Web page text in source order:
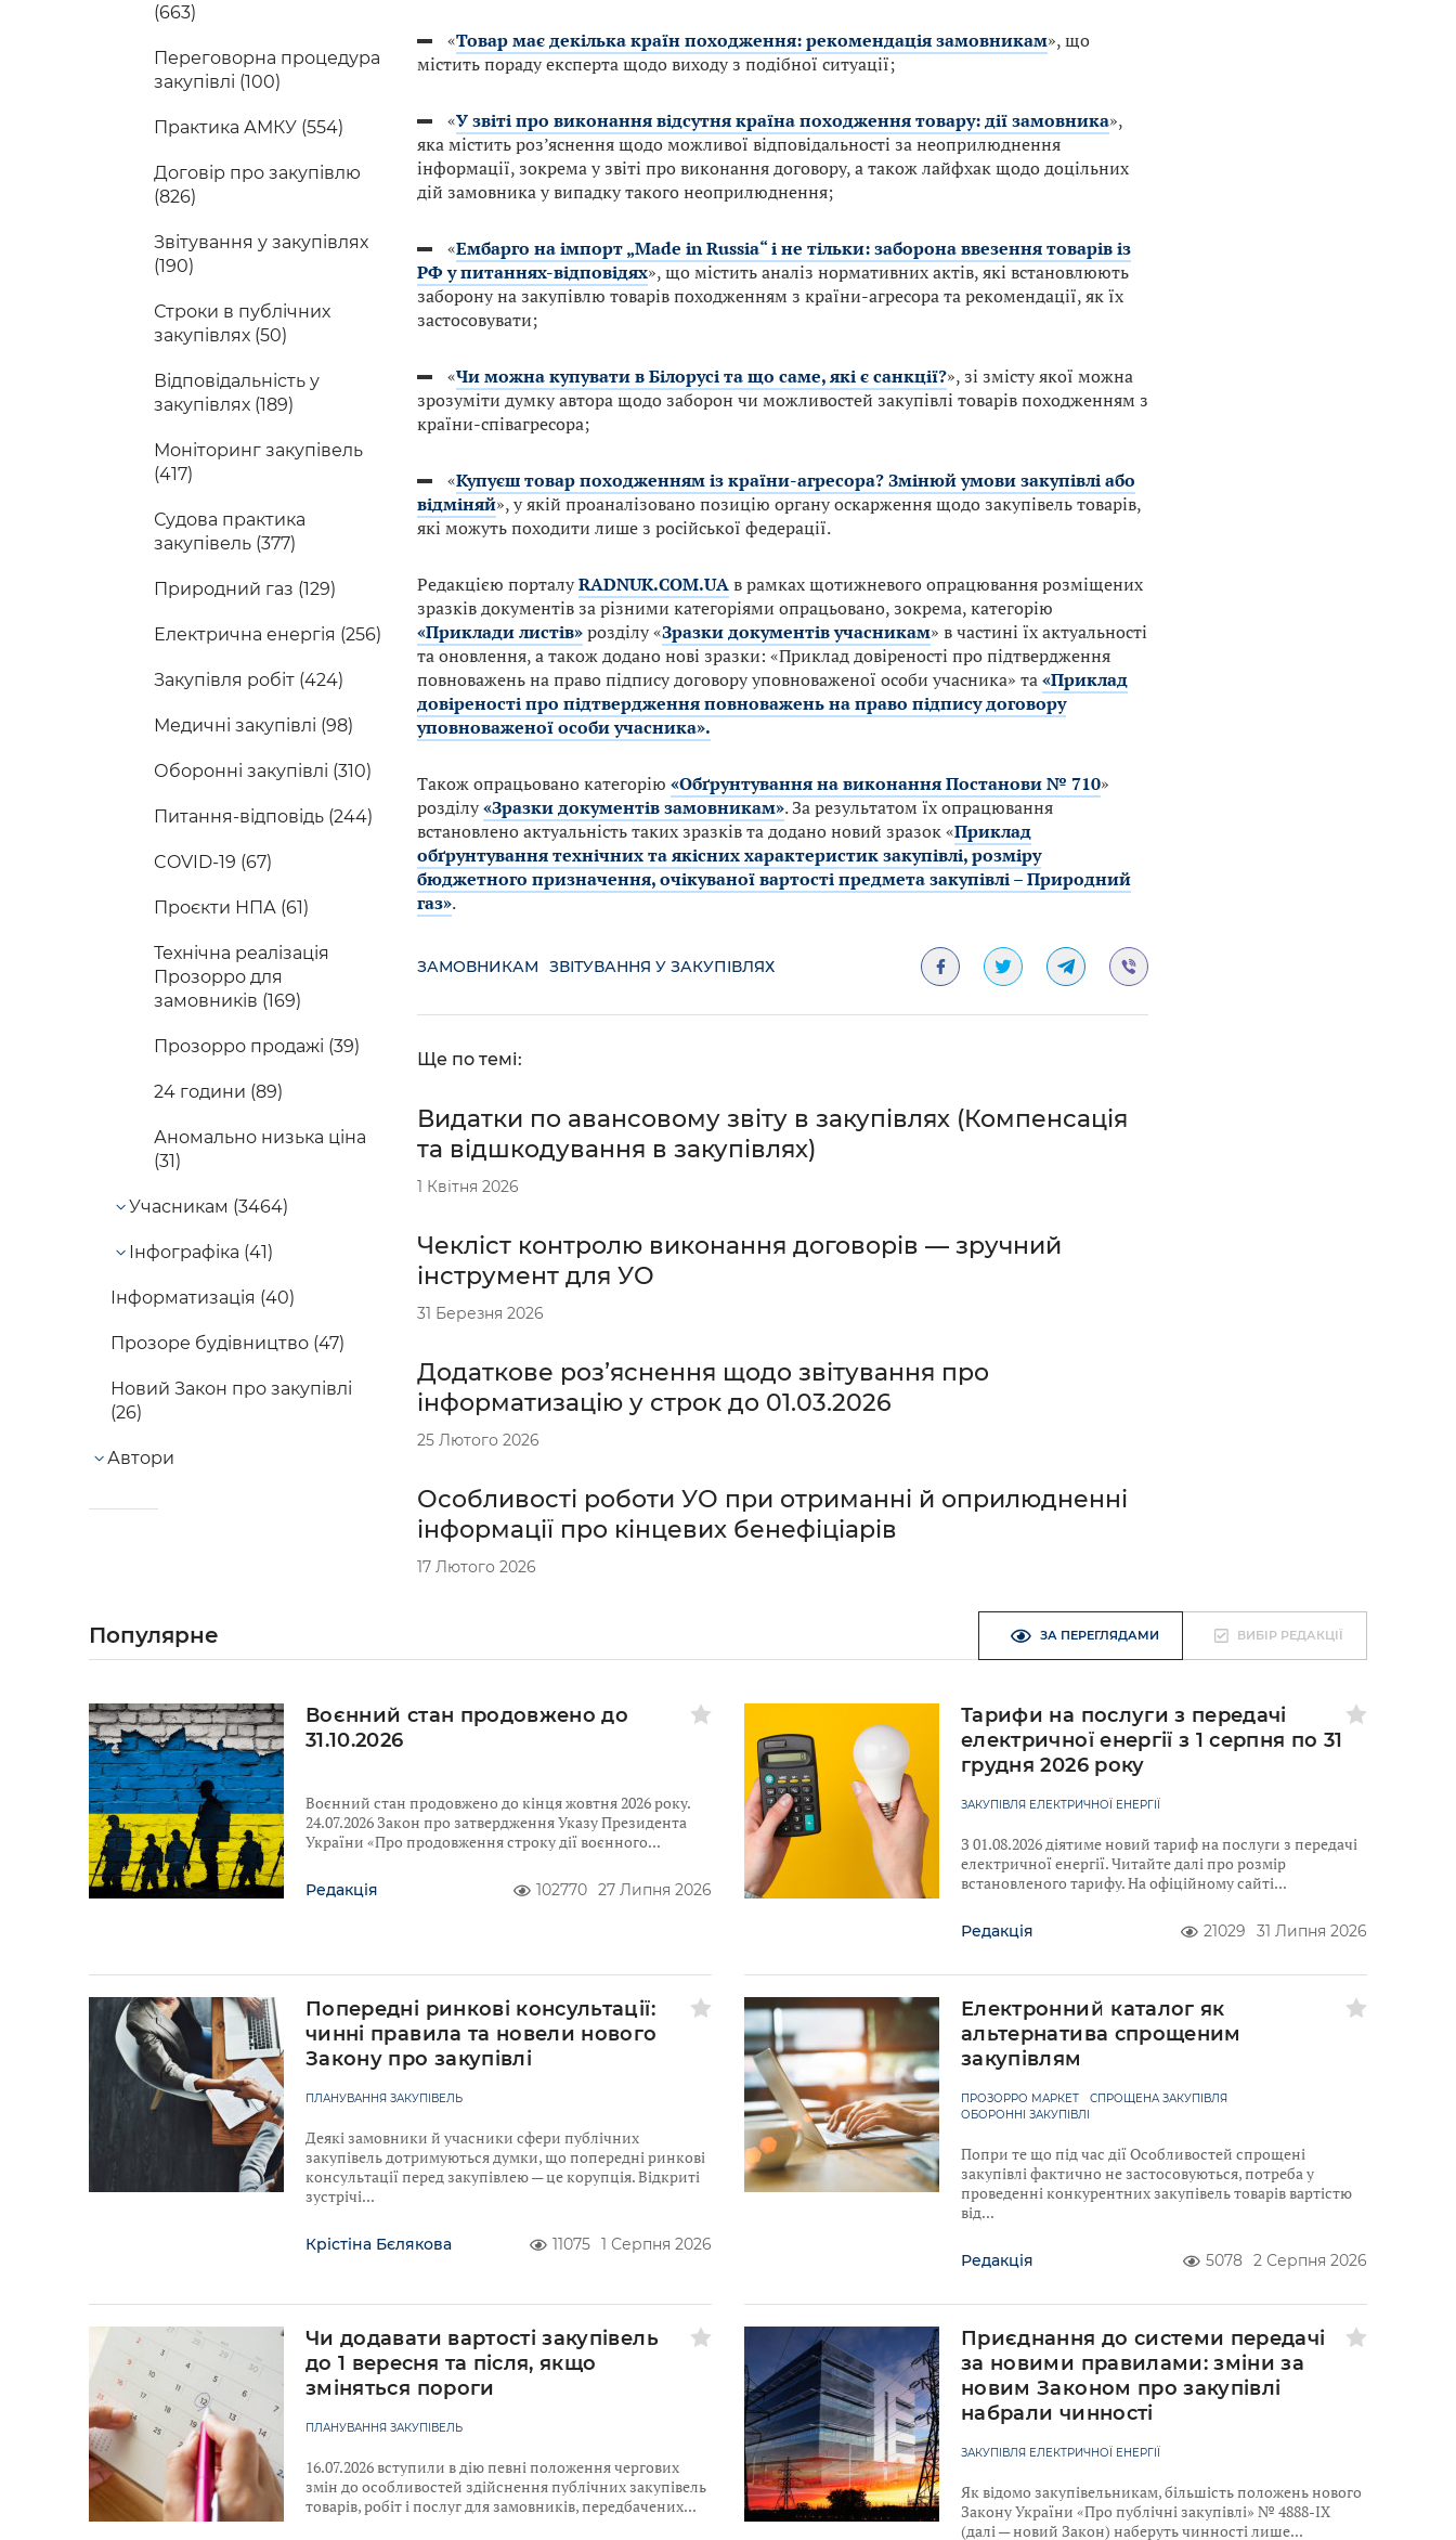
(663)
Переговорна процедура
закупівлі (100)
Практика АМКУ (554)
Договір про закупівлю
(826)
Звітування у закупівлях
(190)
Строки в публічних
закупівлях (50)
Відповідальність у
закупівлях (189)
Моніторинг закупівель
(417)
Судова практика
закупівель (377)
Природний газ (129)
Електрична енергія (256)
Закупівля робіт (424)
Медичні закупівлі (98)
Оборонні закупівлі (310)
Питання-відповідь (244)
COVID-19 (67)
Проєкти НПА (61)
Технічна реалізація
Прозорро для
замовників (169)
Прозорро продажі (39)
24 години (89)
Аномально низька ціна
(31)
Учасникам (3464)
Інфографіка (41)
Інформатизація (40)
Прозоре будівництво (47)
Новий Закон про закупівлі
(26)
Автори
«Товар має декілька країн походження: рекомендація замовникам», що
містить пораду експерта щодо виходу з подібної ситуації;
«У звіті про виконання відсутня країна походження товару: дії замовника»,
яка містить роз’яснення щодо можливої відповідальності за неоприлюднення
інформації, зокрема у звіті про виконання договору, а також лайфхак щодо доцільних
дій замовника у випадку такого неоприлюднення;
«Ембарго на імпорт „Made in Russia“ і не тільки: заборона ввезення товарів із
РФ у питаннях-відповідях», що містить аналіз нормативних актів, які встановлюють
заборону на закупівлю товарів походженням з країни-агресора та рекомендації, як їх
застосовувати;
«Чи можна купувати в Білорусі та що саме, які є санкції?», зі змісту якої можна
зрозуміти думку автора щодо заборон чи можливостей закупівлі товарів походженням з
країни-співагресора;
«Купуєш товар походженням із країни-агресора? Змінюй умови закупівлі або
відміняй», у якій проаналізовано позицію органу оскарження щодо закупівель товарів,
які можуть походити лише з російської федерації.
Редакцією порталуRADNUK.COM.UAв рамках щотижневого опрацювання розміщених
зразків документів за різними категоріями опрацьовано, зокрема, категорію
«Приклади листів»розділу «Зразки документів учасникам» в частині їх актуальності
та оновлення, а також додано нові зразки: «Приклад довіреності про підтвердження
повноважень на право підпису договору уповноваженої особи учасника» та«Приклад
довіреності про підтвердження повноважень на право підпису договору
уповноваженої особи учасника».
Також опрацьовано категорію «Обґрунтування на виконання Постанови № 710»
розділу«Зразки документів замовникам». За результатом їх опрацювання
встановлено актуальність таких зразків та додано новий зразок «Приклад
обґрунтування технічних та якісних характеристик закупівлі, розміру
бюджетного призначення, очікуваної вартості предмета закупівлі – Природний
газ».
ЗАМОВНИКАМ ЗВІТУВАННЯ У ЗАКУПІВЛЯХ
Ще по темі:
Видатки по авансовому звіту в закупівлях (Компенсація
та відшкодування в закупівлях)
1 Квітня 2026
Чекліст контролю виконання договорів — зручний
інструмент для УО
31 Березня 2026
Додаткове розʼяснення щодо звітування про
інформатизацію у строк до 01.03.2026
25 Лютого 2026
Особливості роботи УО при отриманні й оприлюдненні
інформації про кінцевих бенефіціарів
17 Лютого 2026
Популярне ЗА ПЕРЕГЛЯДАМИ ВИБІР РЕДАКЦІЇ
Воєнний стан продовжено до
31.10.2026
Воєнний стан продовжено до кінця жовтня 2026 року.
24.07.2026 Закон про затвердження Указу Президента
України «Про продовження строку дії воєнного
Редакція 102770 27 Липня 2026
Тарифи на послуги з передачі
електричної енергії з 1 серпня по 31
грудня 2026 року
ЗАКУПІВЛЯ ЕЛЕКТРИЧНОЇ ЕНЕРГІЇ
З 01.08.2026 діятиме новий тариф на послуги з передачі
електричної енергії. Читайте далі про розмір
встановленого тарифу. На офіційному сайті
Редакція 21029 31 Липня 2026
Попередні ринкові консультації:
чинні правила та новели нового
Закону про закупівлі
ПЛАНУВАННЯ ЗАКУПІВЕЛЬ
Деякі замовники й учасники сфери публічних
закупівель дотримуються думки, що попередні ринкові
консультації перед закупівлею — це корупція. Відкриті
зустрічі
Крістіна Бєлякова 11075 1 Серпня 2026
Електронний каталог як
альтернатива спрощеним
закупівлям
ПРОЗОРРО МАРКЕТ
СПРОЩЕНА ЗАКУПІВЛЯ
ОБОРОННІ ЗАКУПІВЛІ
Попри те що під час дії Особливостей спрощені
закупівлі фактично не застосовуються, потреба у
проведенні конкурентних закупівель товарів вартістю
від
Редакція 5078 2 Серпня 2026
Чи додавати вартості закупівель
до 1 вересня та після, якщо
зміняться пороги
ПЛАНУВАННЯ ЗАКУПІВЕЛЬ
16.07.2026 вступили в дію певні положення чергових
змін до особливостей здійснення публічних закупівель
товарів, робіт і послуг для замовників, передбачених
Приєднання до системи передачі
за новими правилами: зміни за
новим Законом про закупівлі
набрали чинності
ЗАКУПІВЛЯ ЕЛЕКТРИЧНОЇ ЕНЕРГІЇ
Як відомо закупівельникам, більшість положень нового
Закону України «Про публічні закупівлі» № 4888-IX
(далі — новий Закон) наберуть чинності лише